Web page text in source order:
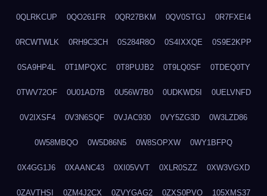
0QLRKCUP 0QO261FR 0QR27BKM 0QV0STGJ 0R7FXEI4
0RCWTWLK 0RH9C3CH 0S284R8O 0S4IXXQE 0S9E2KPP
0SA9HP4L 0T1MPQXC 0T8PUJB2 0T9LQ0SF 0TDEQ0TY
0TWV72OF 0U01AD7B 0U56W7B0 0UDKWD5I 0UELVNFD
0V2IXSF4 0V3N6SQF 0VJAC930 0VY5ZG3D 0W3LZD86
0W58MBQO 0W5D86N5 0W8SOPXW 0WY1BFPQ
0X4GG1J6 0XAANC43 0XI05VVT 0XLR0SZZ 0XW3VGXD
0ZAVTHSI 0ZM4J2CX 0ZVYGAG2 0ZXS0PVO 105XMS37